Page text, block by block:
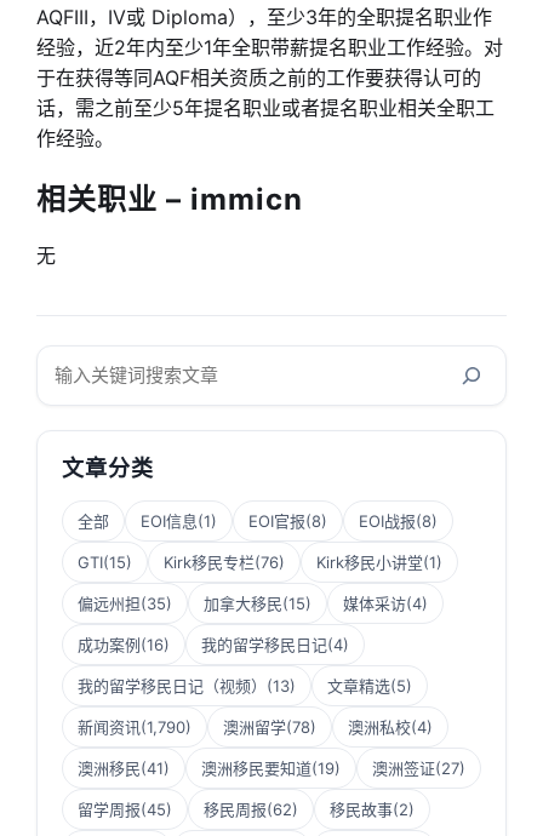
AQFIII，IV或 Diploma），至少3年的全职提名职业作
经验，近2年内至少1年全职带薪提名职业工作经验。对
于在获得等同AQF相关资质之前的工作要获得认可的
话，需之前至少5年提名职业或者提名职业相关全职工
作经验。
相关职业 – immicn
无
搜
文章分类
全部 EOI信息(1) EOI官报(8) EOI战报(8)
GTI(15) Kirk移民专栏(76) Kirk移民小讲堂(1)
偏远州担(35) 加拿大移民(15) 媒体采访(4)
成功案例(16) 我的留学移民日记(4)
我的留学移民日记（视频） (13) 文章精选(5)
新闻资讯(1,790) 澳洲留学(78) 澳洲私校(4)
澳洲移民(41) 澳洲移民要知道(19) 澳洲签证(27)
留学周报(45) 移民周报(62) 移民故事(2)